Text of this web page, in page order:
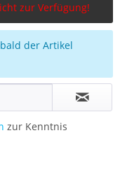
zur Verfügung!
der Artikel
zur Kenntnis